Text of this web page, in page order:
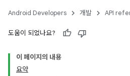
Android Developers 개발 API
도움이 되었나요?
이 페이지의 내용
요약